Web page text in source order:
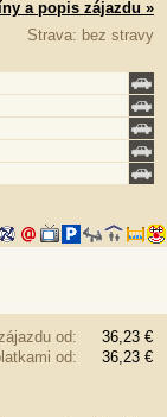
a popis zájazdu »
Strava: bez stravy
od:
36,23 €
od:
36,23 €